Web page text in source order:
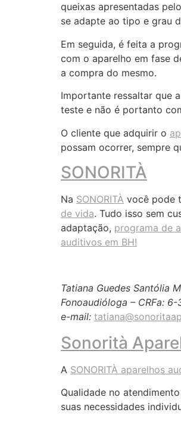
queixas apresentadas
se adapte ao tipo e grau
Em seguida, é feita a
com o aparelho em fase
a compra do mesmo.
Importante ressaltar que
teste e não é portanto
O cliente que adquirir o
possam ocorrer, sempre
SONORITÀ
Na SONORITÀ você pode
de vida. Tudo isso sem
adaptação, programa de
auditivos em BH!
Tatiana Guedes Santólia
Fonoaudióloga – CRFa:
e-mail:
Sonorità
A SONORITÀ aparelhos
Qualidade no
suas necessidades